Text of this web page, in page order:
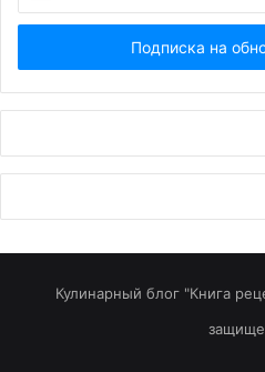
Email...
Кулинарный блог "Книга